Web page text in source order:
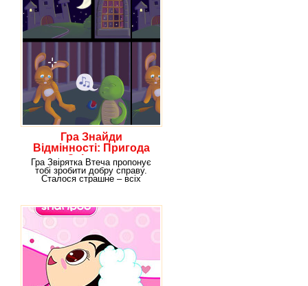
Гра Знайди
Відмінності: Пригода
Звіряток
Гра Звірятка Втеча пропонує
тобі зробити добру справу.
Сталося страшне – всіх